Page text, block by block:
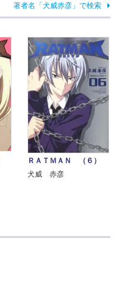
著者名「犬威赤彦」で検索
ＲＡＴＭＡＮ （６）
犬威 赤彦